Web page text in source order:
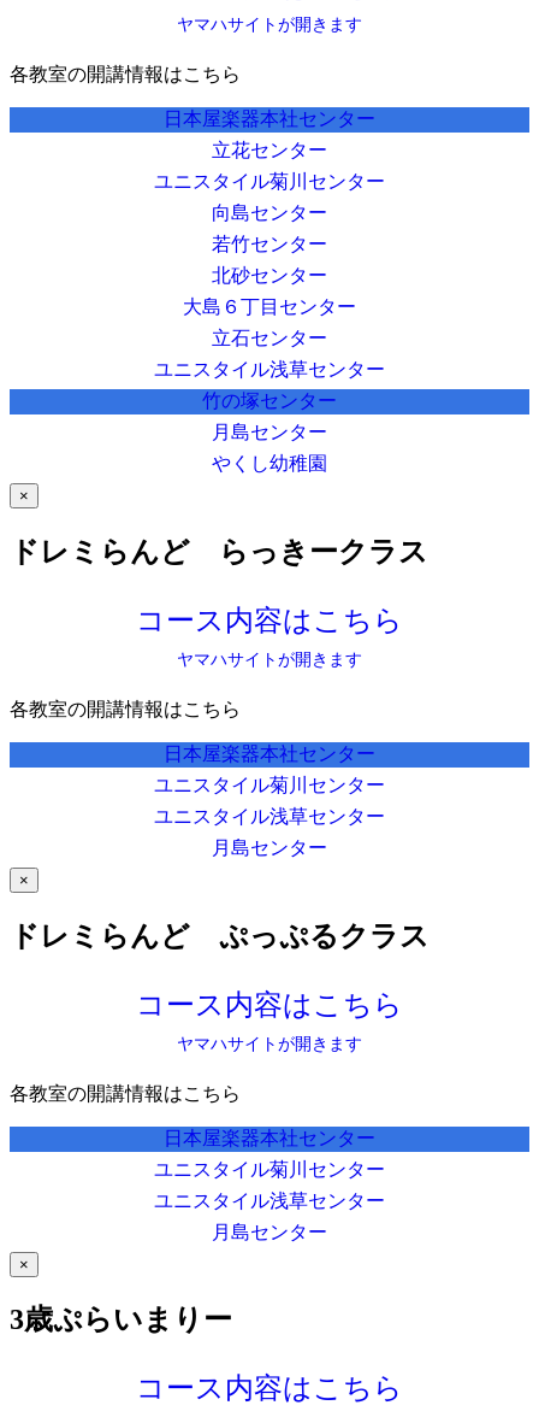
ヤマハサイトが開きます
各教室の開講情報はこちら
日本屋楽器本社センター
立花センター
ユニスタイル菊川センター
向島センター
若竹センター
北砂センター
大島６丁目センター
立石センター
ユニスタイル浅草センター
竹の塚センター
月島センター
やくし幼稚園
×
ドレミらんど らっきークラス
コース内容はこちら
ヤマハサイトが開きます
各教室の開講情報はこちら
日本屋楽器本社センター
ユニスタイル菊川センター
ユニスタイル浅草センター
月島センター
×
ドレミらんど ぷっぷるクラス
コース内容はこちら
ヤマハサイトが開きます
各教室の開講情報はこちら
日本屋楽器本社センター
ユニスタイル菊川センター
ユニスタイル浅草センター
月島センター
×
3歳ぷらいまりー
コース内容はこちら